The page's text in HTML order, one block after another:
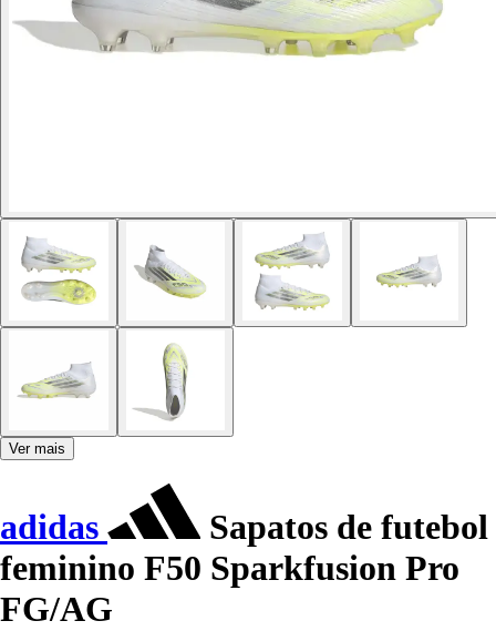
Ver mais
adidas
Sapatos de futebol
feminino F50 Sparkfusion Pro
FG/AG